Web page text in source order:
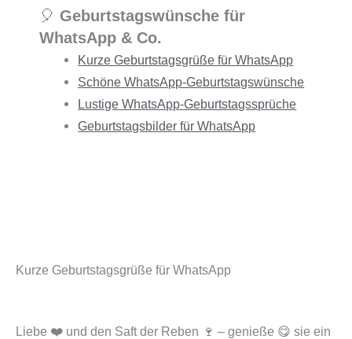
🎈 Geburtstagswünsche für
WhatsApp & Co.
Kurze Geburtstagsgrüße für WhatsApp
Schöne WhatsApp-Geburtstagswünsche
Lustige WhatsApp-Geburtstagssprüche
Geburtstagsbilder für WhatsApp
Kurze Geburtstagsgrüße für WhatsApp
Liebe ❤️ und den Saft der Reben 🍷 – genieße 😋 sie ein